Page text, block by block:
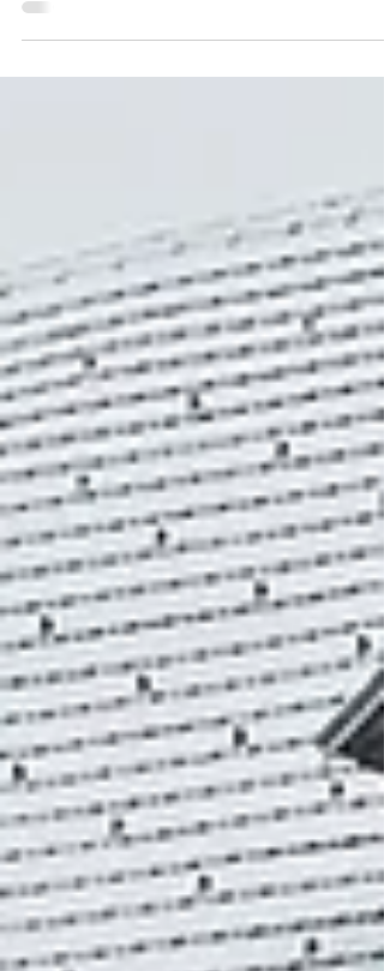
jsme se rozhodli rozšířit stávající...